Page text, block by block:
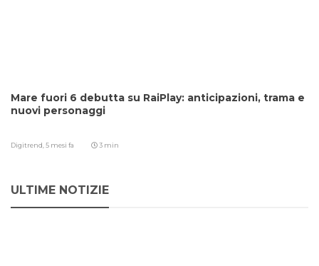
Mare fuori 6 debutta su RaiPlay: anticipazioni, trama e
nuovi personaggi
Digitrend,5 mesi fa 3 min
ULTIME NOTIZIE